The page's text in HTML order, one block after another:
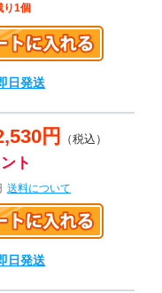
り1個
日発送
円 （税込）
ト
送料について
日発送